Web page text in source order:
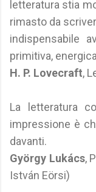
letteratura stia
rimasto da
indispensabile
primitiva,
H. P. Lovecraft,
La letteratura
impressione è
davanti.
György Lukács,
István Eörsi)